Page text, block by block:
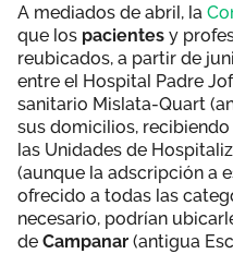
A mediados de abril, la
que los pacientes y
reubicados, a partir de
entre el Hospital Padre
sanitario Mislata-Quart
sus domicilios,
las Unidades de
(aunque la adscripción a
ofrecido a todas las
necesario, podrían
de Campanar (antigua